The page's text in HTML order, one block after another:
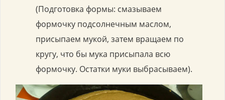
(Подготовка формы: смазываем
формочку подсолнечным маслом,
присыпаем мукой, затем вращаем по
кругу, что бы мука присыпала всю
формочку. Остатки муки выбрасываем).